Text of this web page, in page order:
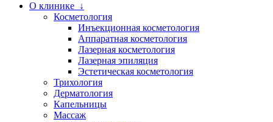
О клинике ↓
Косметология
Инъекционная косметология
Аппаратная косметология
Лазерная косметология
Лазерная эпиляция
Эстетическая косметология
Трихология
Дерматология
Капельницы
Массаж